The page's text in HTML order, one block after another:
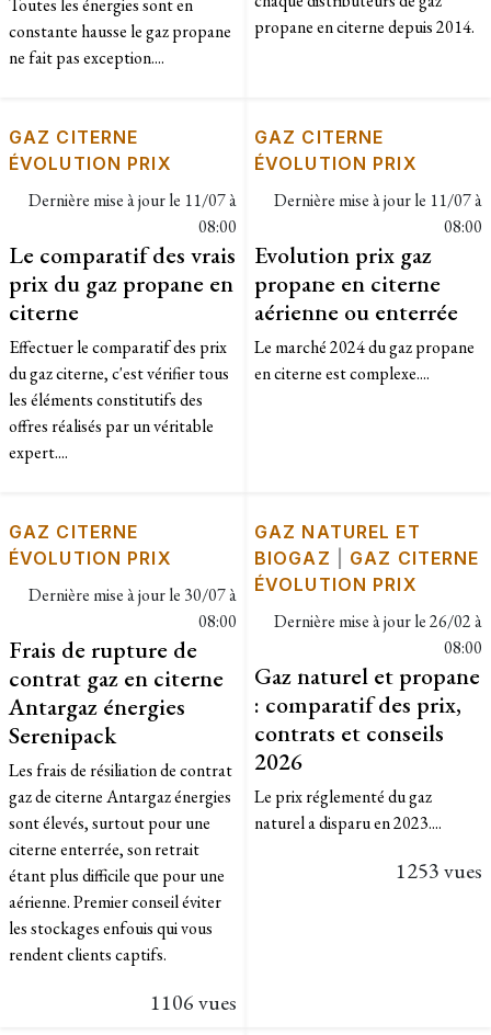
Toutes les énergies sont en
constante hausse le gaz propane
ne fait pas exception....
propane en citerne depuis 2014.​
GAZ CITERNE
ÉVOLUTION PRIX
Dernière mise à jour le 11/07 à
08:00
Le comparatif des vrais
prix du gaz propane en
citerne
Effectuer le comparatif des prix
du gaz citerne, c'est vérifier tous
les éléments constitutifs des
offres réalisés par un véritable
expert....
GAZ CITERNE
ÉVOLUTION PRIX
Dernière mise à jour le 11/07 à
08:00
Evolution prix gaz
propane en citerne
aérienne ou enterrée
Le marché 2024 du gaz propane
en citerne est complexe....
GAZ CITERNE
ÉVOLUTION PRIX
Dernière mise à jour le 30/07 à
08:00
Frais de rupture de
contrat gaz en citerne
Antargaz énergies
Serenipack
Les frais de résiliation de contrat
gaz de citerne Antargaz énergies
sont élevés, surtout pour une
citerne enterrée, son retrait
étant plus difficile que pour une
aérienne. Premier conseil éviter
les stockages enfouis qui vous
rendent clients captifs.
1106 vues
GAZ NATUREL ET
BIOGAZ
GAZ CITERNE
ÉVOLUTION PRIX
Dernière mise à jour le26/02 à
08:00
Gaz naturel et propane
: comparatif des prix,
contrats et conseils
2026
Le prix réglementé du gaz
naturel a disparu en 2023....
1253 vues